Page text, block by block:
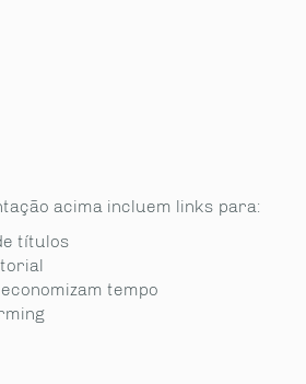
acima incluem links para:
títulos
tempo